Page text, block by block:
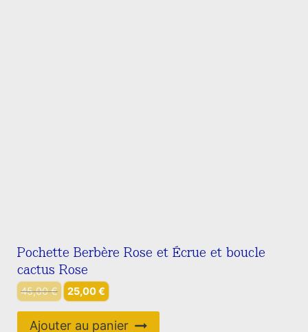
Pochette Berbère Rose et Écrue et boucle
cactus Rose
45,00€ Le
initial
25,00€ Le
actuel
Ajouter au panier